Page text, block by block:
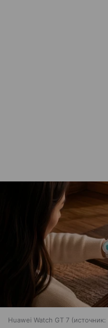
Huawei Watch GT 7 источник: